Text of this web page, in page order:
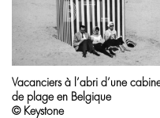
Vacanciers à l’abri d’une
de plage en Belgique
© Keystone